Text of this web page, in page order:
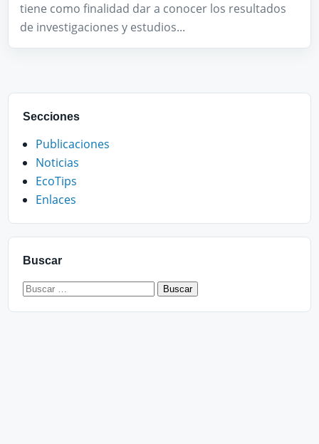
tiene como finalidad dar a conocer los resultados
de investigaciones y estudios...
Secciones
Publicaciones
Noticias
EcoTips
Enlaces
Buscar
Buscar: